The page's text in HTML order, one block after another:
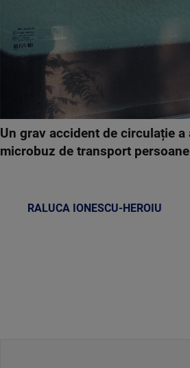
Un grav accident de circulație
microbuz de transport
RALUCA IONESCU-HEROIU